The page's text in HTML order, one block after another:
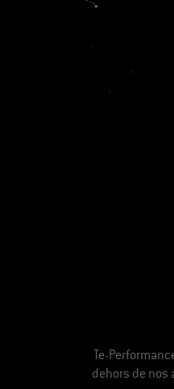
Te-
dehors de